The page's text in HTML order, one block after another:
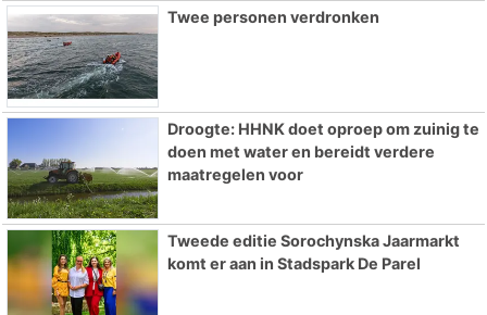
Twee personen verdronken
Droogte: HHNK doet oproep om zuinig te
doen met water en bereidt verdere
maatregelen voor
Tweede editie Sorochynska Jaarmarkt
komt er aan in Stadspark De Parel